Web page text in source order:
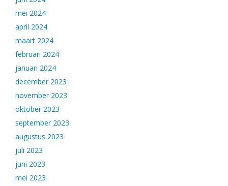
mei 2024
april 2024
maart 2024
februari 2024
januari 2024
december 2023
november 2023
oktober 2023
september 2023
augustus 2023
juli 2023
juni 2023
mei 2023